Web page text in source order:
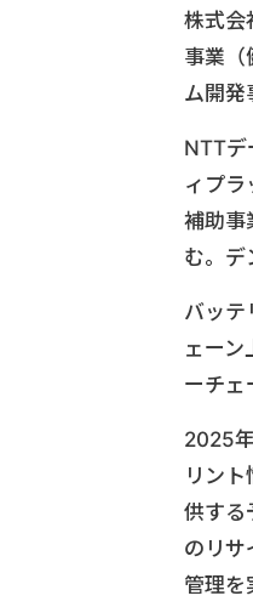
株式会
事業（
ム開発
NTTデ
ィプ
補助事
む。デ
バッテ
ェー
ーチェ
2025
リン
供する
のリサ
管理を